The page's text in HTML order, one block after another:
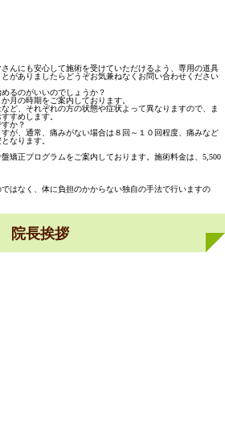
んにも安心して施術を受けていただけるよう、専用の道具
がありましたらどうぞお気兼ねなくお問い合わせください
るのがいいのでしょうか？
月の時期をご案内しております。
ど、それぞれの方の状態や症状よって異なりますので、ま
すめします。
か？
が、通常、痛みがない場合は８回～１０回程度、痛みなど
なります。
矯正プログラムをご案内しております。施術料金は、5,500
はなく、体に負担のかからない独自の手法で行いますの
院長挨拶